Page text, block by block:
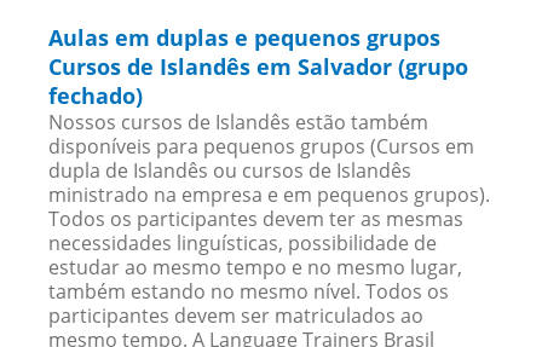
Aulas em duplas e pequenos grupos
Cursos de Islandês em Salvador (grupo
fechado)
Nossos cursos de Islandês estão também
disponíveis para pequenos grupos (Cursos em
dupla de Islandês ou cursos de Islandês
ministrado na empresa e em pequenos grupos).
Todos os participantes devem ter as mesmas
necessidades linguísticas, possibilidade de
estudar ao mesmo tempo e no mesmo lugar,
também estando no mesmo nível. Todos os
participantes devem ser matriculados ao
mesmo tempo. A Language Trainers Brasil